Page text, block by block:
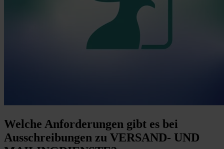
Welche Anforderungen gibt es bei
Ausschreibungen zu VERSAND- UND